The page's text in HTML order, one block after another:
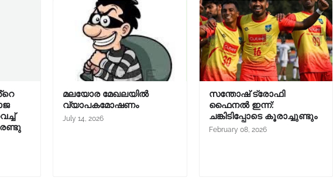
രണ്ടു
മലയോര മേഖലയിൽ
വ്യാപകമോഷണം
July 14, 2026
സന്തോഷ് ട്രോഫി
ഫൈനൽ ഇന്ന്:
ചങ്കിടിപ്പോടെ കൂരാച്ചുണ്ടും
February 08, 2026